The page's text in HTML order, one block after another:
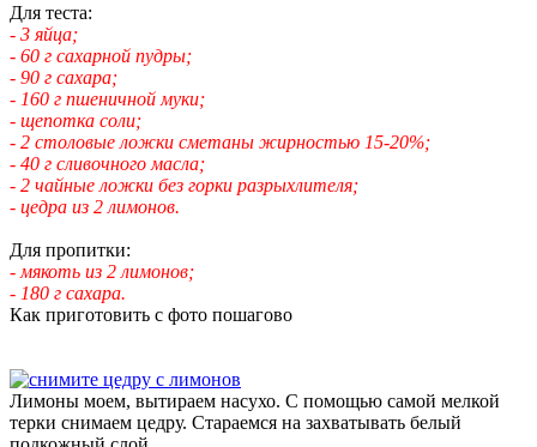
Для теста:
- 3 яйца;
- 60 г сахарной пудры;
- 90 г сахара;
- 160 г пшеничной муки;
- щепотка соли;
- 2 столовые ложки сметаны жирностью 15-20%;
- 40 г сливочного масла;
- 2 чайные ложки без горки разрыхлителя;
- цедра из 2 лимонов.
Для пропитки:
- мякоть из 2 лимонов;
- 180 г сахара.
Как приготовить с фото пошагово
Лимоны моем, вытираем насухо. С помощью самой мелкой
терки снимаем цедру. Стараемся на захватывать белый